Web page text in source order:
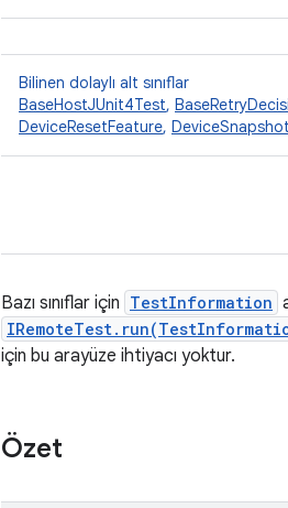
Bilinen dolaylı alt sınıflar
BaseHostJUnit4Test,
DeviceResetFeature,
Bazı sınıflar için TestInformation
için bu arayüze ihtiyacı yoktur.
Özet